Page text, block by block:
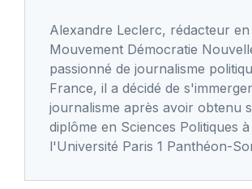
Alexandre Leclerc, rédacteur
Mouvement Démocratie
passionné de journalisme
France, il a décidé de
journalisme après avoir obtenu
diplôme en Sciences Politiques à
l'Université Paris 1 Panthéon-